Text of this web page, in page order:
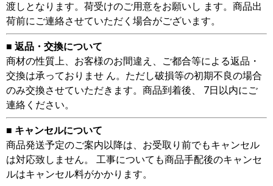
渡しとなります。荷受けのご用意をお願いし ます。商品出
荷前にご連絡させていただく場合がございます。
■ 返品・交換について
商材の性質上、お客様のお間違え、ご都合等による返品・
交換は承っておりませ ん。ただし破損等の初期不良の場合
のみ交換させていただきます。商品到着後、 7日以内にご
連絡ください。
■ キャンセルについて
商品発送予定のご案内以降は、お受取り前でもキャンセル
は対応致しません。 工事についても商品手配後のキャンセ
ルはキャンセル料がかかります。